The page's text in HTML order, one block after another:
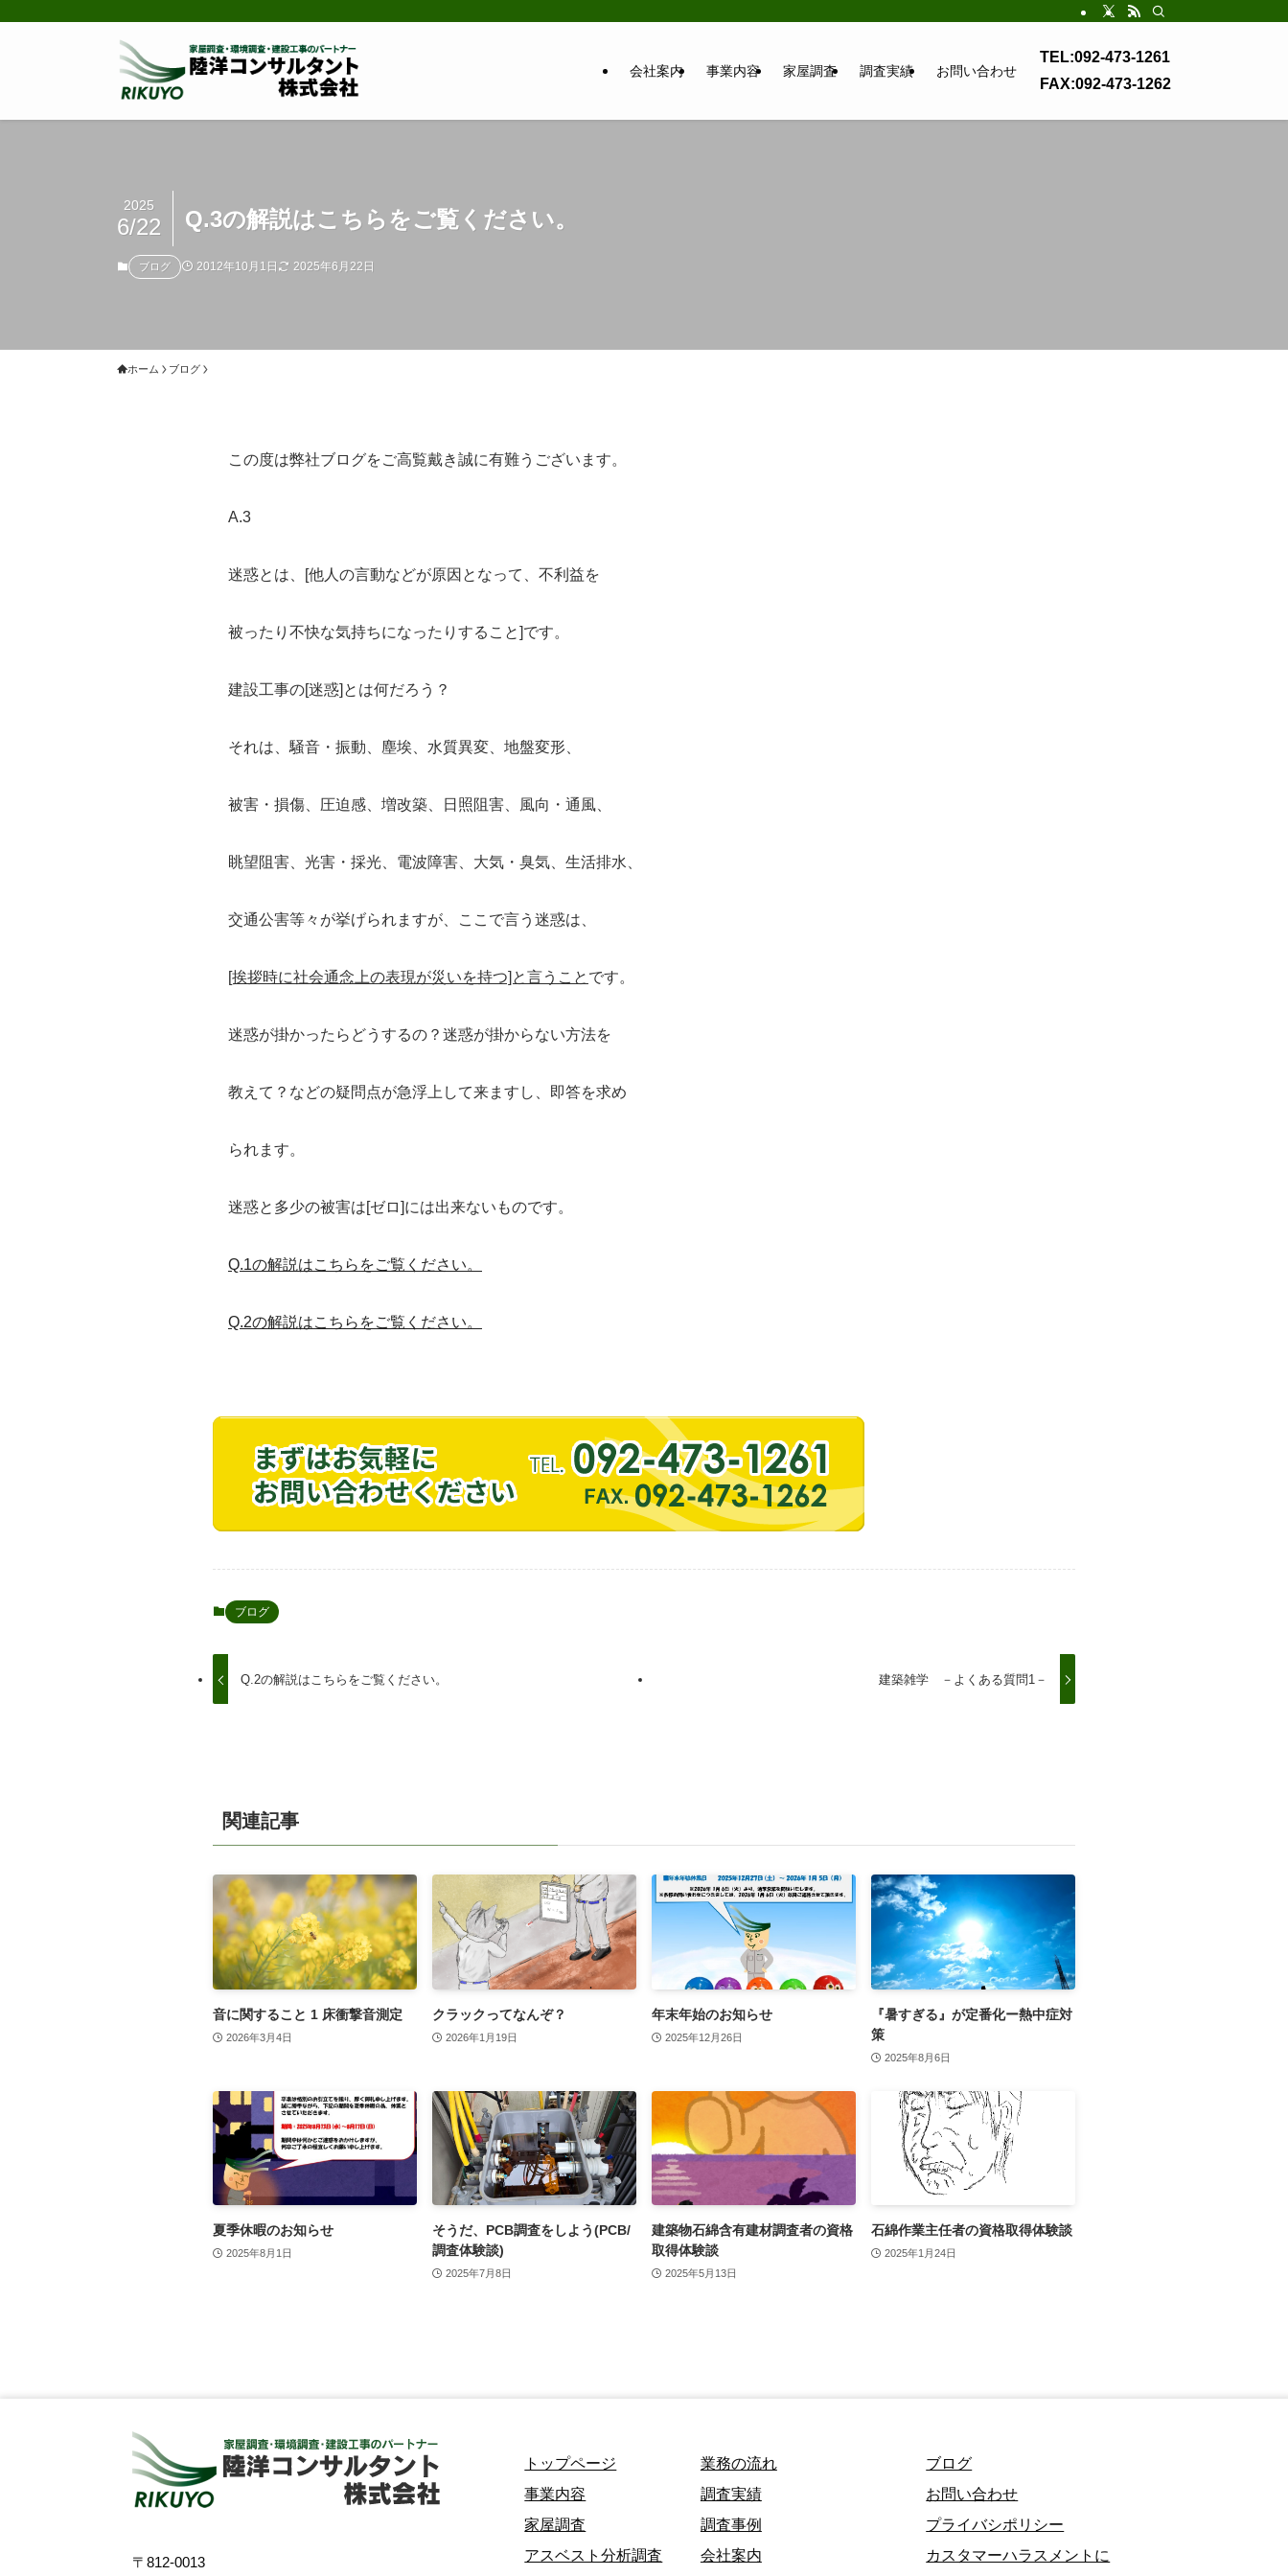
会社案内 事業内容 家屋調査 調査実績 お問い合わせ
TEL:092-473-1261
FAX:092-473-1262
Q.3の解説はこちらをご覧ください。
2025
6/22
ブログ 2012年10月1日 2025年6月22日
ホーム ブログ
この度は弊社ブログをご高覧戴き誠に有難うございます。
A.3
迷惑とは、[他人の言動などが原因となって、不利益を
被ったり不快な気持ちになったりすること]です。
建設工事の[迷惑]とは何だろう？
それは、騒音・振動、塵埃、水質異変、地盤変形、
被害・損傷、圧迫感、増改築、日照阻害、風向・通風、
眺望阻害、光害・採光、電波障害、大気・臭気、生活排水、
交通公害等々が挙げられますが、ここで言う迷惑は、
[挨拶時に社会通念上の表現が災いを持つ]と言うこと です。
迷惑が掛かったらどうするの？迷惑が掛からない方法を
教えて？などの疑問点が急浮上して来ますし、即答を求め
られます。
迷惑と多少の被害は[ゼロ]には出来ないものです。
Q.1の解説はこちらをご覧ください。
Q.2の解説はこちらをご覧ください。
ブログ
Q.2の解説はこちらをご覧ください。 建築雑学 －よくある質問1－
関連記事
音に関すること 1 床衝撃音測定
2026年3月4日
クラックってなんぞ？
2026年1月19日
年末年始のお知らせ
2025年12月26日
『暑すぎる』が定番化ー熱中症対
策
2025年8月6日
夏季休暇のお知らせ
2025年8月1日
そうだ、PCB調査をしよう(PCB/
調査体験談)
2025年7月8日
建築物石綿含有建材調査者の資格
取得体験談
2025年5月13日
石綿作業主任者の資格取得体験談
2025年1月24日
〒812-0013
トップページ
事業内容
家屋調査
アスベスト分析調査
業務の流れ
調査実績
調査事例
会社案内
ブログ
お問い合わせ
プライバシポリシー
カスタマーハラスメントに